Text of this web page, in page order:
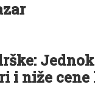
i niže